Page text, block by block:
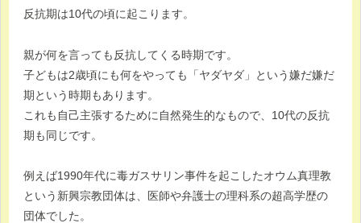
反抗期は10代の頃に起こります。
親が何を言っても反抗してくる時期です。
子どもは2歳頃にも何をやっても「ヤダヤダ」という嫌だ嫌だ
期という時期もあります。
これも自己主張するために自然発生的なもので、10代の反抗
期も同じです。
例えば1990年代に毒ガスサリン事件を起こしたオウム真理教
という新興宗教団体は、医師や弁護士の理科系の超高学歴の
団体でした。